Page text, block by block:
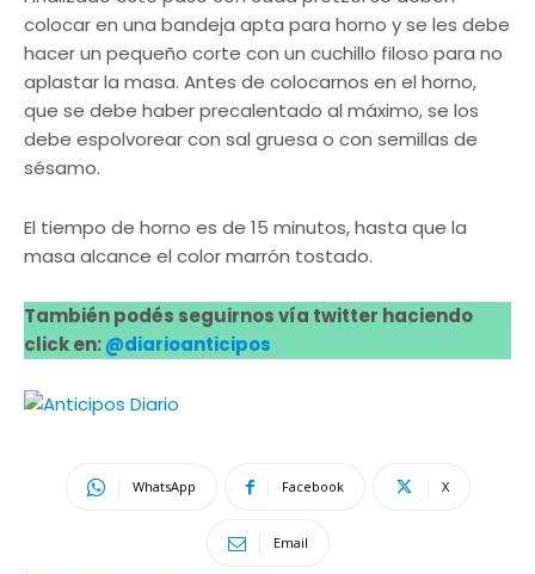
colocar en una bandeja apta para horno y se les debe
hacer un pequeño corte con un cuchillo filoso para no
aplastar la masa. Antes de colocarnos en el horno,
que se debe haber precalentado al máximo, se los
debe espolvorear con sal gruesa o con semillas de
sésamo.
El tiempo de horno es de 15 minutos, hasta que la
masa alcance el color marrón tostado.
También podés seguirnos vía twitter haciendo
click en:@diarioanticipos
WhatsApp Facebook X
Email